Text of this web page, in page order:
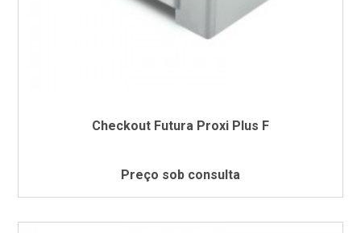
Checkout Futura Proxi Plus F
Preço sob consulta